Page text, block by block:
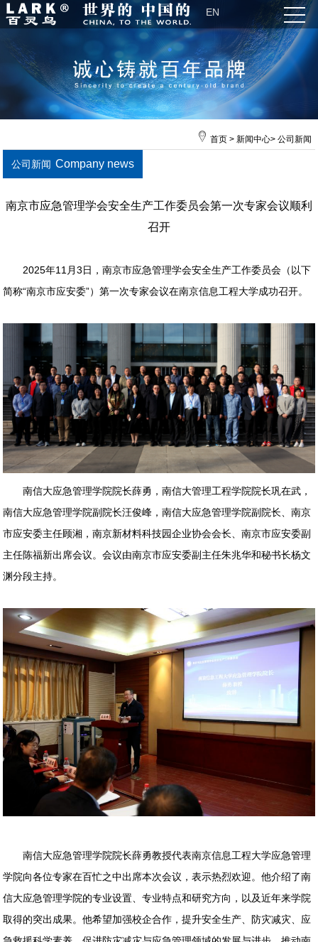
EN
首页> 新闻中心> 公司新闻
公司新闻 Company news
南京市应急管理学会安全生产工作委员会第一次专家会议顺利
召开
2025年11月3日，南京市应急管理学会安全生产工作委员会（以下
简称“南京市应安委”）第一次专家会议在南京信息工程大学成功召开。
南信大应急管理学院院长薛勇，南信大管理工程学院院长巩在武，
南信大应急管理学院副院长汪俊峰，南信大应急管理学院副院长、南京
市应安委主任顾湘，南京新材料科技园企业协会会长、南京市应安委副
主任陈福新出席会议。会议由南京市应安委副主任朱兆华和秘书长杨文
渊分段主持。
南信大应急管理学院院长薛勇教授代表南京信息工程大学应急管理
学院向各位专家在百忙之中出席本次会议，表示热烈欢迎。他介绍了南
信大应急管理学院的专业设置、专业特点和研究方向，以及近年来学院
取得的突出成果。他希望加强校企合作，提升安全生产、防灾减灾、应